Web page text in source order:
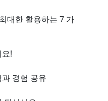
대한 활용하는 7 가
!
경험 공유